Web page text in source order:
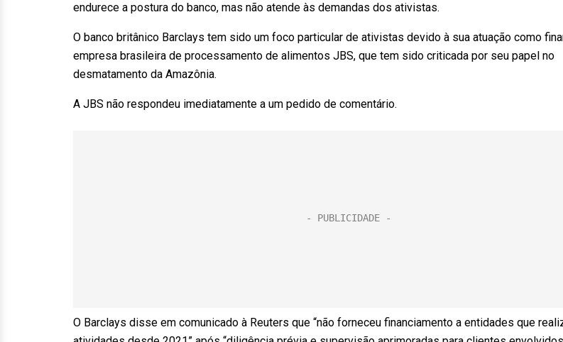
endurece a postura do banco, mas não atende às demandas dos ativistas.
O banco britânico Barclays tem sido um foco particular de ativistas devido à sua atuação como
empresa brasileira de processamento de alimentos JBS, que tem sido criticada por seu papel no
desmatamento da Amazônia.
A JBS não respondeu imediatamente a um pedido de comentário.
O Barclays disse em comunicado à Reuters que “não forneceu financiamento a entidades que